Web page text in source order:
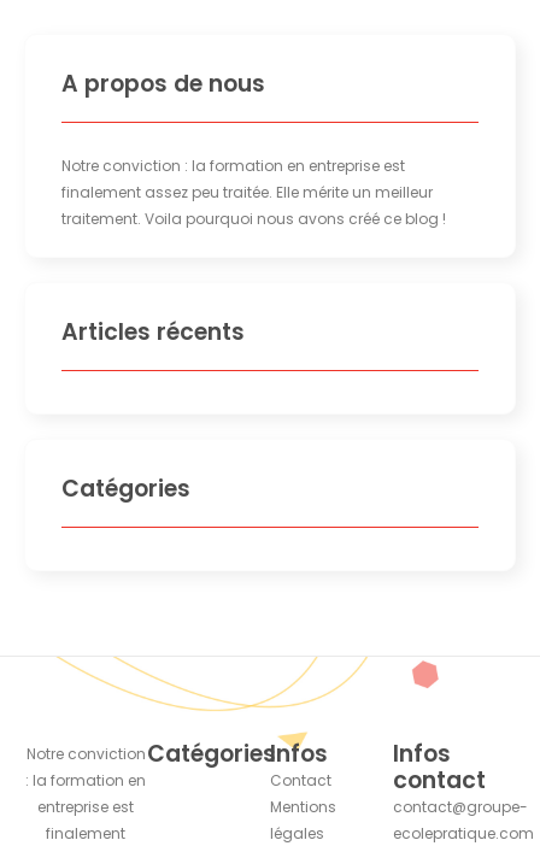
A propos de nous
Notre conviction : la formation en entreprise est
finalement assez peu traitée. Elle mérite un meilleur
traitement. Voila pourquoi nous avons créé ce blog !
Articles récents
Catégories
Notre conviction
: la formation en
entreprise est
finalement
CatégoriesInfos
Contact
Mentions
légales
Infos
contact
contact@groupe-
ecolepratique.com